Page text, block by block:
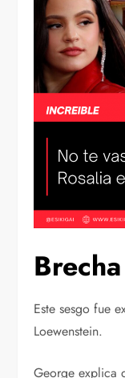
Este sesgo fue
Loewenstein.
George explica